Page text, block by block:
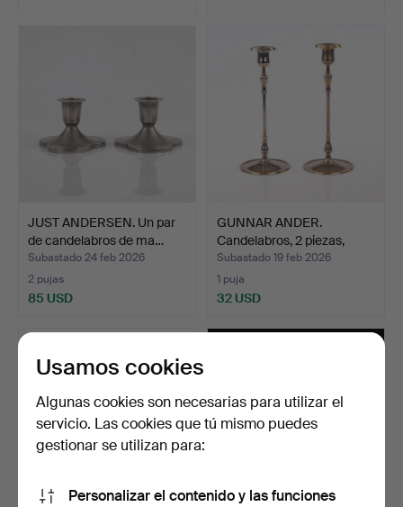
JUST ANDERSEN. Un par
de candelabros de ma…
Subastado 24 feb 2026
2 pujas
85 USD
GUNNAR ANDER.
Candelabros, 2 piezas,
metal.
Subastado 19 feb 2026
1 puja
32 USD
Usamos cookies
Algunas cookies son necesarias para utilizar el
servicio. Las cookies que tú mismo puedes
gestionar se utilizan para:
Personalizar el contenido y las funciones